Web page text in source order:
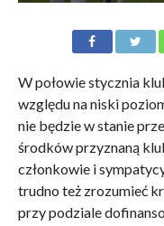
W połowie stycznia
względu na niski
nie będzie w stanie
środków przyznaną
członkowie i
trudno też zrozumieć
przy podziale